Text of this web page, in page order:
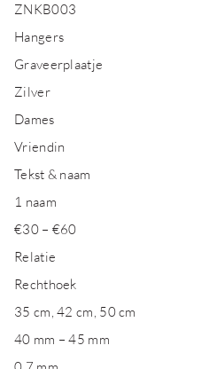
ZNKB003
Hangers
Graveerplaatje
Zilver
Dames
Vriendin
Tekst & naam
1 naam
€30 – €60
Relatie
Rechthoek
35 cm, 42 cm, 50 cm
40 mm – 45 mm